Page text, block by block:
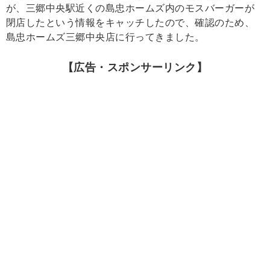
が、三郷中央駅近くの島忠ホームズ内のモスバーガーが
閉店したという情報をキャッチしたので、確認のため、
島忠ホームズ三郷中央店に行ってきました。
【広告・スポンサーリンク】